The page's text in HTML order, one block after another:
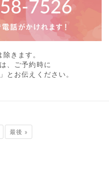
きます。
、ご予約時に
とお伝えください。
最後 »